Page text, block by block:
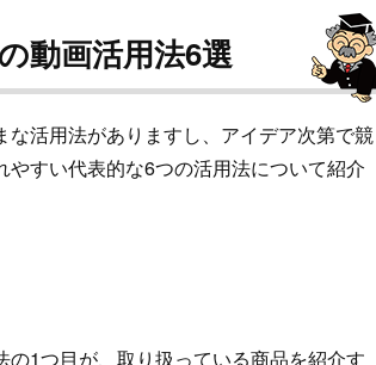
動画活用法6選
活用法がありますし、アイデア次第で競
すい代表的な6つの活用法について紹介
1つ目が、取り扱っている商品を紹介す